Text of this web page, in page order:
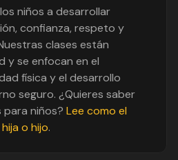
niños a desarrollar
confianza, respeto y
clases están
y se enfocan en el
física y el desarrollo
seguro. ¿Quieres saber
para niños? Lee como el
o hijo.